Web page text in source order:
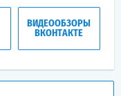
ВИДЕООБЗОРЫ
ВКОНТАКТЕ